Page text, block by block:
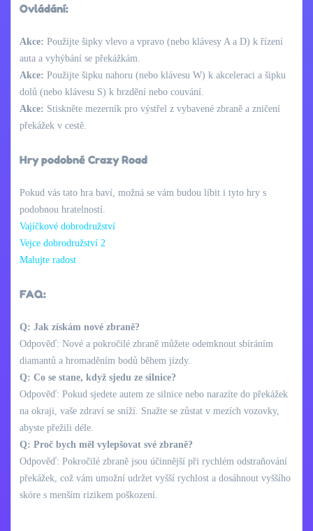
Ovládání:
Akce: Použijte šipky vlevo a vpravo (nebo klávesy A a D) k řízení
auta a vyhýbání se překážkám.
Akce: Použijte šipku nahoru (nebo klávesu W) k akceleraci a šipku
dolů (nebo klávesu S) k brzdění nebo couvání.
Akce: Stiskněte mezerník pro výstřel z vybavené zbraně a zničení
překážek v cestě.
Hry podobné Crazy Road
Pokud vás tato hra baví, možná se vám budou líbit i tyto hry s
podobnou hratelností.
Vajíčkové dobrodružství
Vejce dobrodružství 2
Malujte radost
FAQ:
Q: Jak získám nové zbraně?
Odpověď: Nové a pokročilé zbraně můžete odemknout sbíráním
diamantů a hromaděním bodů během jízdy.
Q: Co se stane, když sjedu ze silnice?
Odpověď: Pokud sjedete autem ze silnice nebo narazíte do překážek
na okraji, vaše zdraví se sníží. Snažte se zůstat v mezích vozovky,
abyste přežili déle.
Q: Proč bych měl vylepšovat své zbraně?
Odpověď: Pokročilé zbraně jsou účinnější při rychlém odstraňování
překážek, což vám umožní udržet vyšší rychlost a dosáhnout vyššího
skóre s menším rizikem poškození.